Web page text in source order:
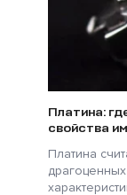
Платина:
свойства
Платина